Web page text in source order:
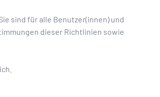
sind für alle Benutzer(innen) und
dieser Richtlinien sowie